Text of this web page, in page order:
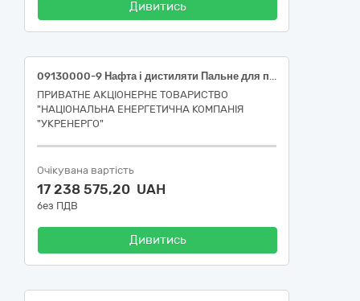
Дивитись
09130000-9 Нафта і дистиляти Пальне для потреб ВП «Будівництво і ремонт»
ПРИВАТНЕ АКЦІОНЕРНЕ ТОВАРИСТВО
"НАЦІОНАЛЬНА ЕНЕРГЕТИЧНА КОМПАНІЯ
"УКРЕНЕРГО"
Очікувана вартість
17 238 575,20 UAH
без ПДВ
Дивитись